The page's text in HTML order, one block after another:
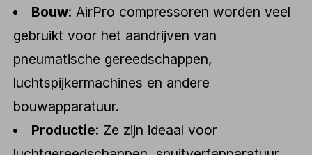
Bouw: AirPro compressoren worden veel
gebruikt voor het aandrijven van
pneumatische gereedschappen,
luchtspijkermachines en andere
bouwapparatuur.
Productie: Ze zijn ideaal voor